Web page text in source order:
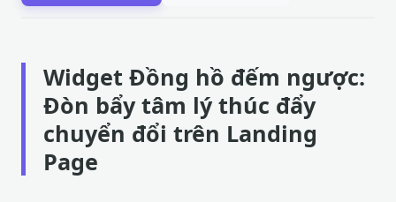
Widget Đồng hồ đếm ngược:
Đòn bẩy tâm lý thúc đẩy
chuyển đổi trên Landing
Page